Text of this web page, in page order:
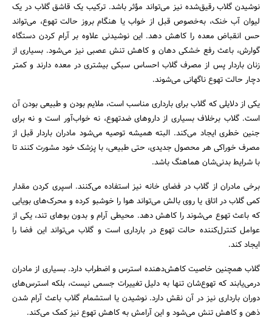
جستجو
نوشیدن گلاب رقیق‌شده نیز می‌تواند مؤثر باشد. ترکیب یک قاشق گلاب در یک
لیوان آب خنک، به‌خصوص قبل از خواب یا هنگام بروز حالت تهوع، می‌تواند
حس انقباض معده را کاهش دهد. این نوشیدنی علاوه بر آرام کردن دستگاه
گوارش، باعث رفع خشکی دهان و کاهش تنش عصبی نیز می‌شود. بسیاری از
زنان باردار پس از مصرف گلاب احساس سبکی بیشتری در معده دارند و کمتر
دچار حالت تهوع ناگهانی می‌شوند.
یکی از دلایلی که گلاب برای بارداری مناسب است، ملایم بودن و طبیعی بودن آن
است. گلاب برخلاف بسیاری از داروهای ضدتهوع، نه خواب‌آور است و نه برای
جنین خطری ایجاد می‌کند. البته همیشه توصیه می‌شود مادران باردار قبل از
مصرف خوراکی هر محصول جدیدی، حتی طبیعی، با پزشک خود مشورت کنند تا
با شرایط بدنی‌شان هماهنگ باشد.
برخی مادران از گلاب در فضای خانه نیز استفاده می‌کنند. اسپری کردن مقدار
کمی گلاب در اتاق یا روی بالش می‌تواند هوا را خوشبو کرده و محرک‌های بویایی
که باعث تهوع می‌شوند را کاهش دهد. محیطی آرام و بدون بوهای تند، یکی از
عوامل کنترل‌کننده حالت تهوع در بارداری است و گلاب می‌تواند این فضا را
ایجاد کند.
گلاب همچنین خاصیت کاهش‌دهنده استرس و اضطراب دارد. بسیاری از مادران
درمی‌یابند که تهوع‌شان تنها به دلیل تغییرات جسمی نیست، بلکه استرس‌های
دوران بارداری نیز در آن نقش دارد. نوشیدن یا استشمام گلاب باعث آرام شدن
ذهن و کاهش تنش می‌شود و این آرامش به کاهش تهوع نیز کمک می‌کند.